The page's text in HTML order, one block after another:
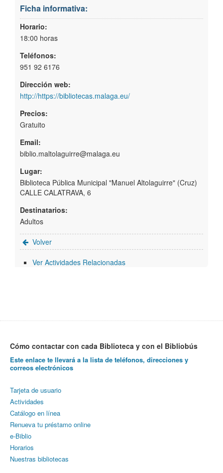
Ficha informativa:
Horario:
18:00 horas
Teléfonos:
951 92 6176
Dirección web:
http://https://bibliotecas.malaga.eu/
Precios:
Gratuito
Email:
biblio.maltolaguirre@malaga.eu
Lugar:
Biblioteca Pública Municipal "Manuel Altolaguirre" (Cruz)
CALLE CALATRAVA, 6
Destinatarios:
Adultos
Volver
Ver Actividades Relacionadas
Cómo contactar con cada Biblioteca y con el Bibliobús
Este enlace te llevará a la lista de teléfonos, direcciones y
correos electrónicos
Tarjeta de usuario
Actividades
Catálogo en línea
Renueva tu préstamo online
e-Biblio
Horarios
Nuestras bibliotecas